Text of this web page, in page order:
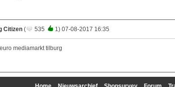
Citizen ( 535 1) 07-08-2017 16:35
mediamarkt tilburg